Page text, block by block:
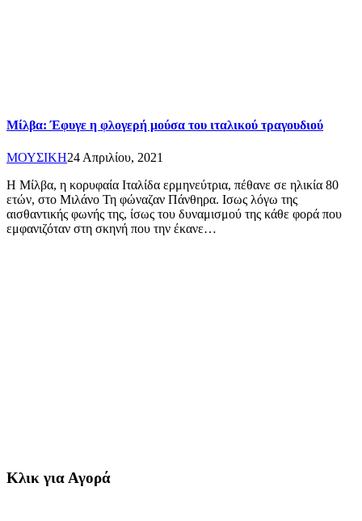
Μίλβα: Έφυγε η φλογερή μούσα του ιταλικού τραγουδιού
ΜΟΥΣΙΚΗ24 Απριλίου, 2021
Η Μίλβα, η κορυφαία Ιταλίδα ερμηνεύτρια, πέθανε σε ηλικία 80
ετών, στο Μιλάνο Τη φώναζαν Πάνθηρα. Ισως λόγω της
αισθαντικής φωνής της, ίσως του δυναμισμού της κάθε φορά που
εμφανιζόταν στη σκηνή που την έκανε…
Κλικ για Αγορά